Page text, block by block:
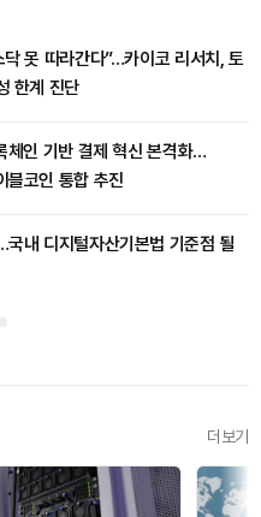
못 따라간다”…카이코 리서치, 토
한계 진단
인 기반 결제 혁신 본격화…
블코인 통합 추진
내 디지털자산기본법 기준점 될
더보기